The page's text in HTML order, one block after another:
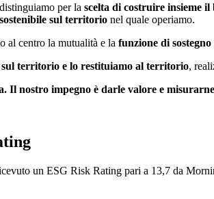
per la scelta di costruire insieme il
sul territorio nel quale operiamo.
al centro la mutualità e la funzione di
territorio e lo restituiamo al territorio,
Il nostro impegno è darle valore e
un ESG Risk Rating pari a 13,7 da